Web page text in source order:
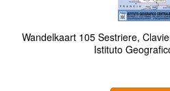
Wandelkaart 105 Sestriere,
Istituto